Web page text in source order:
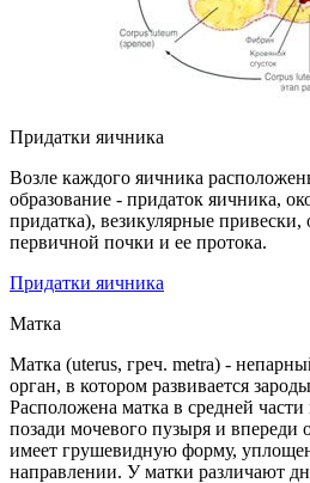
Придатки яичника
Возле каждого яичника
образование - придаток яичника,
придатка), везикулярные привески,
первичной почки и ее протока.
Придатки яичника
Матка
Матка (uterus, греч. metra) -
орган, в котором развивается
Расположена матка в средней части
позади мочевого пузыря и
имеет грушевидную форму,
направлении. У матки различают